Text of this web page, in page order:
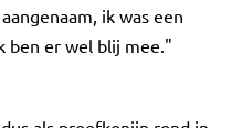
ik was een
ben er wel blij mee."